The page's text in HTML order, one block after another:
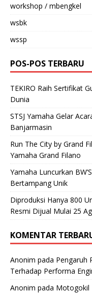
workshop / mbengkel
wsbk
wssp
POS-POS TERBARU
TEKIRO Raih Sertifikat
Dunia
STSJ Yamaha Gelar
Banjarmasin
Run The City by Grand
Yamaha Grand Filano
Yamaha Luncurkan
Bertampang Unik
Diproduksi Hanya 800
Resmi Dijual Mulai 25
KOMENTAR
Anonim pada Pengaruh
Terhadap Performa
Anonim pada Motogokil